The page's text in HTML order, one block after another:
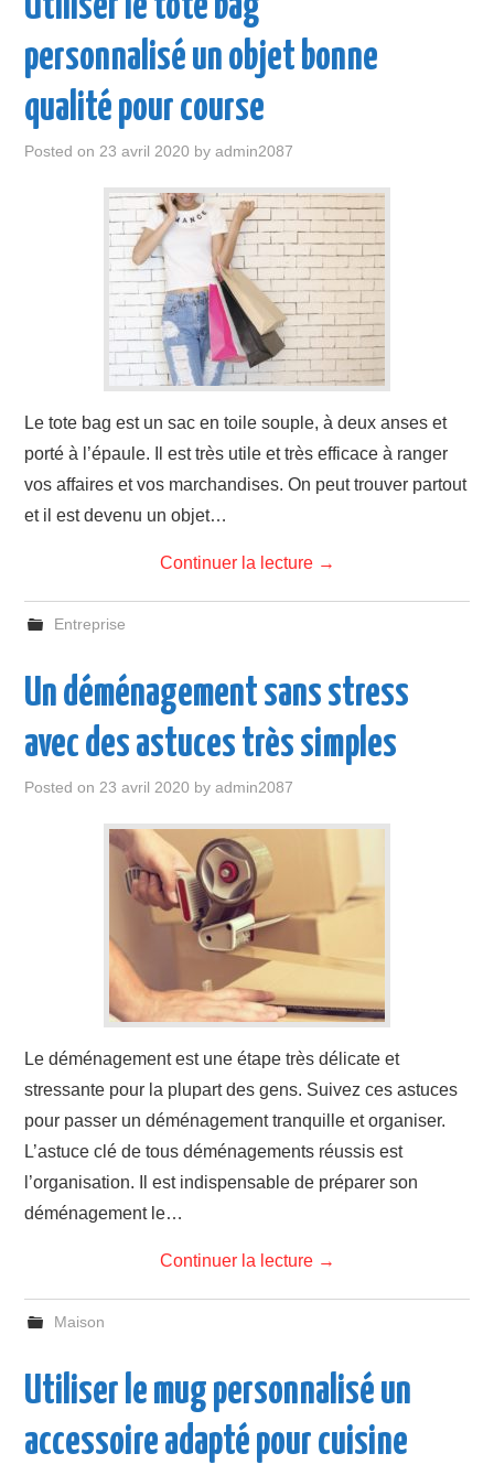
personnalisé un objet bonne
qualité pour course
Posted on 23 avril 2020 byadmin2087
Le tote bag est un sac en toile souple, à deux anses et
porté à l’épaule. Il est très utile et très efficace à ranger
vos affaires et vos marchandises. On peut trouver partout
et il est devenu un objet…
Continuer la lecture →
Entreprise
Un déménagement sans stress
avec des astuces très simples
Posted on 23 avril 2020 byadmin2087
Le déménagement est une étape très délicate et
stressante pour la plupart des gens. Suivez ces astuces
pour passer un déménagement tranquille et organiser.
L’astuce clé de tous déménagements réussis est
l’organisation. Il est indispensable de préparer son
déménagement le…
Continuer la lecture →
Maison
Utiliser le mug personnalisé un
accessoire adapté pour cuisine